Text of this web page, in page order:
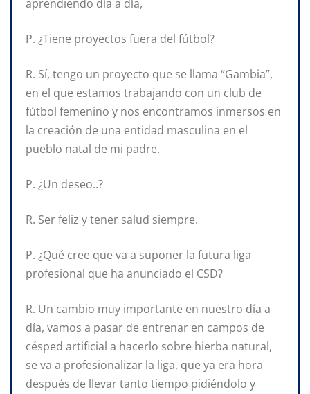
aprendiendo día a día,
P. ¿Tiene proyectos fuera del fútbol?
R. Sí, tengo un proyecto que se llama “Gambia”,
en el que estamos trabajando con un club de
fútbol femenino y nos encontramos inmersos en
la creación de una entidad masculina en el
pueblo natal de mi padre.
P. ¿Un deseo..?
R. Ser feliz y tener salud siempre.
P. ¿Qué cree que va a suponer la futura liga
profesional que ha anunciado el CSD?
R. Un cambio muy importante en nuestro día a
día, vamos a pasar de entrenar en campos de
césped artificial a hacerlo sobre hierba natural,
se va a profesionalizar la liga, que ya era hora
después de llevar tanto tiempo pidiéndolo y